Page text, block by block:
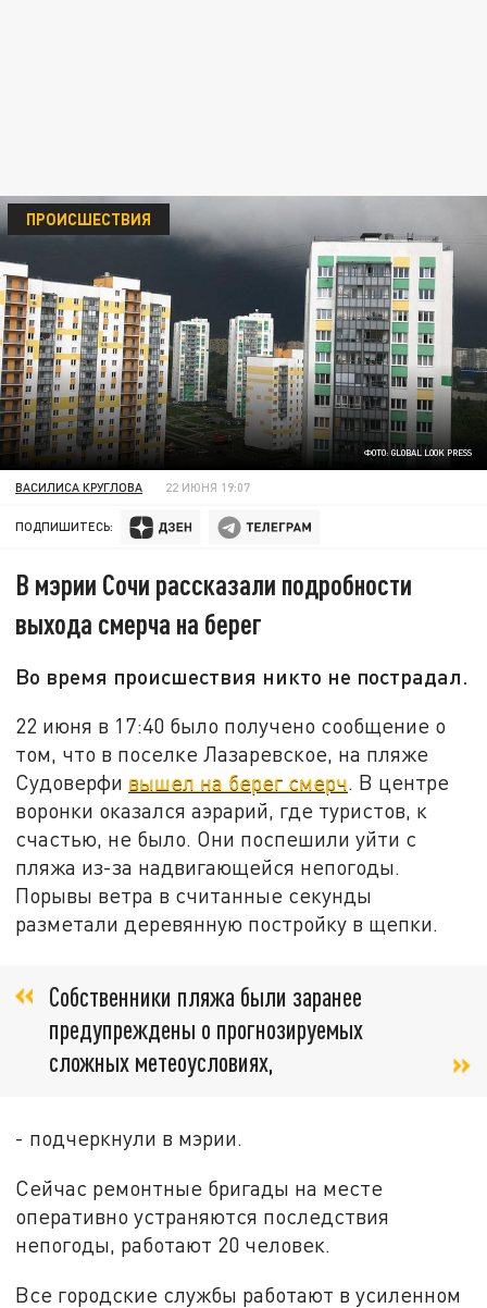
ФОТО: GLOBAL LOOK PRESS
ПРОИСШЕСТВИЯ
ВАСИЛИСА КРУГЛОВА 22 ИЮНЯ 19:07
ПОДПИШИТЕСЬ:
В мэрии Сочи рассказали подробности
выхода смерча на берег
Во время происшествия никто не пострадал.
22 июня в 17:40 было получено сообщение о
том, что в поселке Лазаревское, на пляже
Судоверфи вышел на берег смерч. В центре
воронки оказался аэрарий, где туристов, к
счастью, не было. Они поспешили уйти с
пляжа из-за надвигающейся непогоды.
Порывы ветра в считанные секунды
разметали деревянную постройку в щепки.
Собственники пляжа были заранее
предупреждены о прогнозируемых
сложных метеоусловиях,
- подчеркнули в мэрии.
Сейчас ремонтные бригады на месте
оперативно устраняются последствия
непогоды, работают 20 человек.
Все городские службы работают в усиленном